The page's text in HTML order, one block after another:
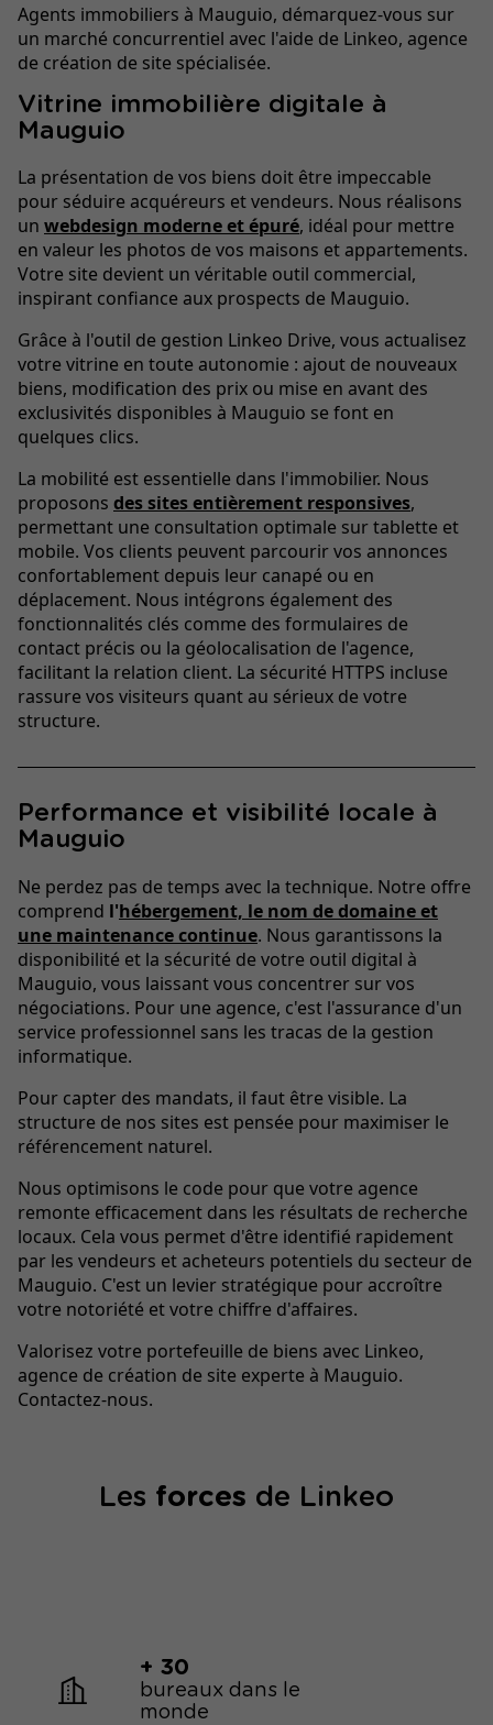
Agents immobiliers à Mauguio, démarquez-vous sur
un marché concurrentiel avec l'aide de Linkeo, agence
de création de site spécialisée.
Vitrine immobilière digitale à
Mauguio
La présentation de vos biens doit être impeccable
pour séduire acquéreurs et vendeurs. Nous réalisons
un webdesign moderne et épuré, idéal pour mettre
en valeur les photos de vos maisons et appartements.
Votre site devient un véritable outil commercial,
inspirant confiance aux prospects de Mauguio.
Grâce à l'outil de gestion Linkeo Drive, vous actualisez
votre vitrine en toute autonomie : ajout de nouveaux
biens, modification des prix ou mise en avant des
exclusivités disponibles à Mauguio se font en
quelques clics.
La mobilité est essentielle dans l'immobilier. Nous
proposons des sites entièrement responsives,
permettant une consultation optimale sur tablette et
mobile. Vos clients peuvent parcourir vos annonces
confortablement depuis leur canapé ou en
déplacement. Nous intégrons également des
fonctionnalités clés comme des formulaires de
contact précis ou la géolocalisation de l'agence,
facilitant la relation client. La sécurité HTTPS incluse
rassure vos visiteurs quant au sérieux de votre
structure.
Performance et visibilité locale à
Mauguio
Ne perdez pas de temps avec la technique. Notre offre
comprend l'hébergement, le nom de domaine et
une maintenance continue. Nous garantissons la
disponibilité et la sécurité de votre outil digital à
Mauguio, vous laissant vous concentrer sur vos
négociations. Pour une agence, c'est l'assurance d'un
service professionnel sans les tracas de la gestion
informatique.
Pour capter des mandats, il faut être visible. La
structure de nos sites est pensée pour maximiser le
référencement naturel.
Nous optimisons le code pour que votre agence
remonte efficacement dans les résultats de recherche
locaux. Cela vous permet d'être identifié rapidement
par les vendeurs et acheteurs potentiels du secteur de
Mauguio. C'est un levier stratégique pour accroître
votre notoriété et votre chiffre d'affaires.
Valorisez votre portefeuille de biens avec Linkeo,
agence de création de site experte à Mauguio.
Contactez-nous.
Les forces de Linkeo
+ 30
bureaux dans le
monde